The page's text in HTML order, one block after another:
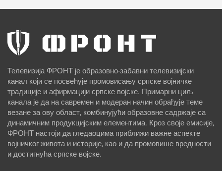
Телевизија ФРОНТ је образовно-забавни телевизијски
канал који се посвећује промовисању српске војничке
традиције и афирмацији српске војске. Примарни циљ
канала је да на савремен и модеран начин обрађује теме
везане за ову област, комбинујући образовне садржаје са
динамичним продукцијским елементима. Кроз своје емисије,
ФРОНТ настоји да гледаоцима приближи важне аспекте
војничког живота и историје, као и да промовише вредности
и достигнућа српске војске.